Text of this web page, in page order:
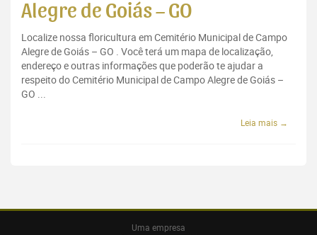
Alegre de Goiás – GO
Localize nossa floricultura em Cemitério Municipal de Campo
Alegre de Goiás – GO . Você terá um mapa de localização,
endereço e outras informações que poderão te ajudar a
respeito do Cemitério Municipal de Campo Alegre de Goiás –
GO ...
Leia mais →
Uma empresa